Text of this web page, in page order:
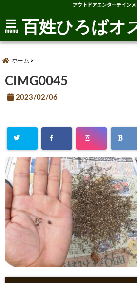
アウトドアエンターテインメ
menu 百姓ひろばオ
ホーム
CIMG0045
2023/02/06